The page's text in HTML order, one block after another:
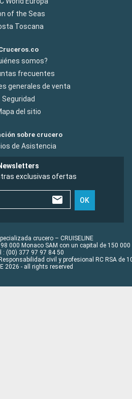
of the Seas
Toscana
somos?
frecuentes
generales de venta
Seguridad
del sitio
sobre crucero
de Asistencia
exclusivas ofertas
OK
crucero – CRUISELINE
000 Monaco SAM con un capital de 150 000
: (00) 377 97 97 84 50
civil y profesional RC RSA de
2026 - all rights reserved